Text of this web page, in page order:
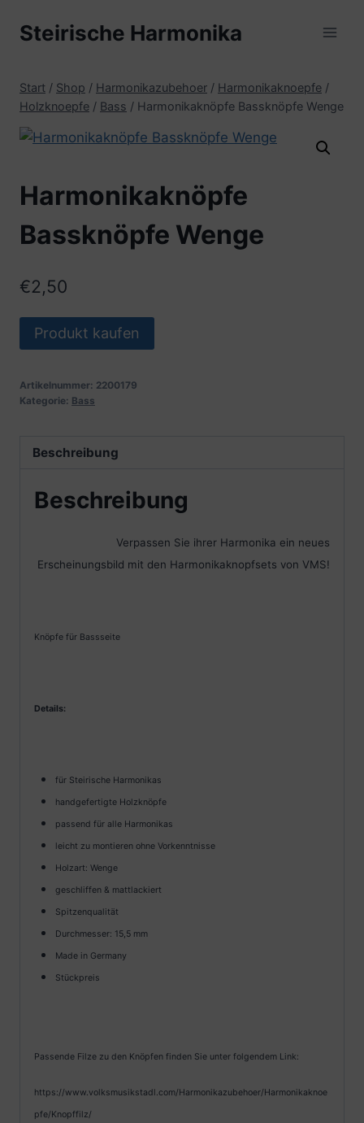
InhaltSteirische Harmonika
Start / Shop / Harmonikazubehoer / Harmonikaknoepfe /
Holzknoepfe / Bass / Harmonikaknöpfe Bassknöpfe Wenge
Harmonikaknöpfe
Bassknöpfe Wenge
€2,50
Produkt kaufen
Artikelnummer: 2200179
Kategorie: Bass
Beschreibung
Beschreibung
Verpassen Sie ihrer Harmonika ein neues
Erscheinungsbild mit den Harmonikaknopfsets von VMS!
Knöpfe für Bassseite
Details:
für Steirische Harmonikas
handgefertigte Holzknöpfe
passend für alle Harmonikas
leicht zu montieren ohne Vorkenntnisse
Holzart: Wenge
geschliffen & mattlackiert
Spitzenqualität
Durchmesser: 15,5 mm
Made in Germany
Stückpreis
Passende Filze zu den Knöpfen finden Sie unter folgendem Link:
https://www.volksmusikstadl.com/Harmonikazubehoer/Harmonikaknoe
pfe/Knopffilz/